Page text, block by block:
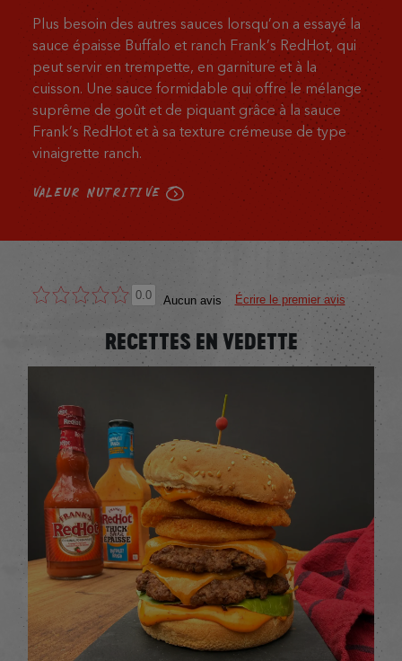
Plus besoin des autres sauces lorsqu’on a essayé la
sauce épaisse Buffalo et ranch Frank’s RedHot, qui
peut servir en trempette, en garniture et à la
cuisson. Une sauce formidable qui offre le mélange
suprême de goût et de piquant grâce à la sauce
Frank’s RedHot et à sa texture crémeuse de type
vinaigrette ranch.
VALEUR NUTRITIVE
0.0 Aucun avis Écrire le premier avis
RECETTES EN VEDETTE